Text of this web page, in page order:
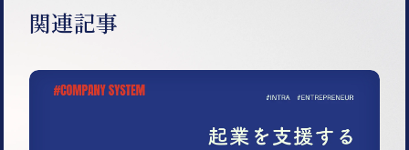
関連記事